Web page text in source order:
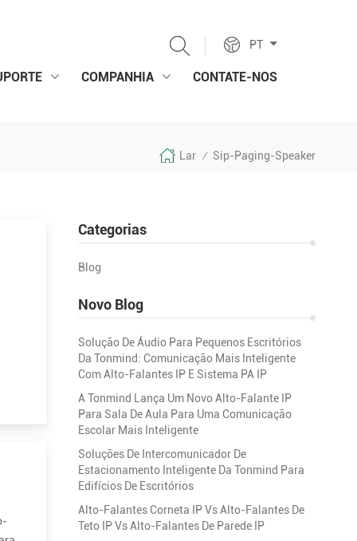
PT
COMPANHIA CONTATE-NOS
Lar / Sip-Paging-Speaker
Categorias
Blog
Novo Blog
Solução De Áudio Para Pequenos Escritórios
Da Tonmind: Comunicação Mais Inteligente
Com Alto-Falantes IP E Sistema PA IP
A Tonmind Lança Um Novo Alto-Falante IP
Para Sala De Aula Para Uma Comunicação
Escolar Mais Inteligente
Soluções De Intercomunicador De
Estacionamento Inteligente Da Tonmind Para
Edifícios De Escritórios
Alto-Falantes Corneta IP Vs Alto-Falantes De
Teto IP Vs Alto-Falantes De Parede IP